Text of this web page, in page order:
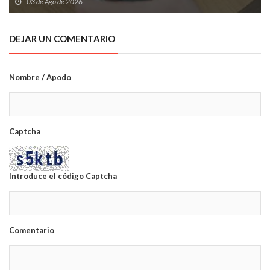
DEJAR UN COMENTARIO
Nombre / Apodo
Captcha
Introduce el código Captcha
Comentario